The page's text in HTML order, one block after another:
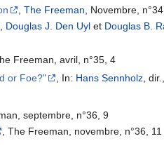
The Freeman , Novembre,
Douglas J. Den Uylet Douglas B.
Freeman, avril, n°35, 4
or Foe?" , In: Hans Sennholz,
septembre, n°36, 9
, The Freeman, novembre, n°36, 11